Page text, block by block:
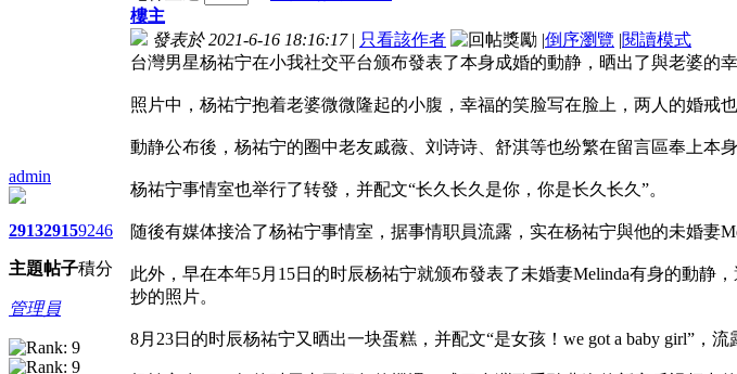
admin
2913
主題
2915
帖子
9246
積分
管理員
樓主
發表於 2021-6-16 18:16:17 | 只看該作者 |倒序瀏覽 |閱讀模式
台灣男星杨祐宁在小我社交平台颁布發表了本身成婚的動静，晒出了與老婆的
照片中，杨祐宁抱着老婆微微隆起的小腹，幸福的笑脸写在脸上，两人的婚戒也
動静公布後，杨祐宁的圈中老友戚薇、刘诗诗、舒淇等也纷繁在留言區奉上本身
杨祐宁事情室也举行了转發，并配文“长久长久是你，你是长久长久”。
随後有媒体接洽了杨祐宁事情室，据事情职員流露，实在杨祐宁與他的未婚妻
此外，早在本年5月15日的时辰杨祐宁就颁布發表了未婚妻Melinda有身的動静
抄的照片。
8月23日的时辰杨祐宁又晒出一块蛋糕，并配文“是女孩！we got a baby girl”，流